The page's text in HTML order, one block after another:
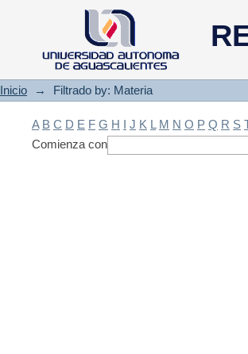
Filtrado by: Materia
Inicio → Filtrado by: Materia
A B C D E F G H I J K L M N O P Q R S
Comienza con